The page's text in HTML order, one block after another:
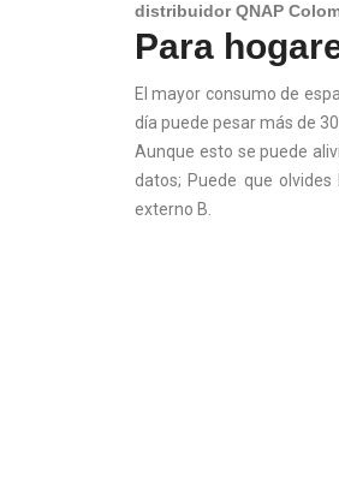
distribuidor QNAP
Para
El mayor consumo de
día puede pesar más de 30
Aunque esto se puede
datos; Puede que
externo B.